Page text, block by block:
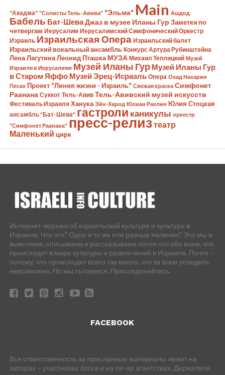
"Акадма" "Солисты Тель-Авива" "Эльма" Main Ашдод
Бабель Бат-ШеваДжаз в музее Иланы Гур Заметки по
четвергам Иерусалим Иерусалимский Симфонический Оркестр
Израиль Израильская Опера Израильский балет
Израильский вокальный ансамбль Конкурс Артура Рубинштейна
Лена Лагутина Леонид Пташка МУЗА Михаил Теплицкий Музей
Израиля в Иерусалиме Музей Иланы Гур Музей Иланы Гур
в Старом Яффо Музей Эрец-Исраэль Опера Охад Нахарин
Песах Проект "Линия жизни - Израиль" Свежая краска Симфонет
Раанана Суккот Тель-Авив Тель-Авивский музей искусств
Фестиваль Израиля Ханука Эйн-Харод Юлиан Рахлин Юлия Стоцкая
ансамбль "Бат-Шева" гастроли каникулы оркестр
"Симфонет Раанана" пресс-релизтеатр
Маленький цирк
Интернет-журнал об израильской культуре и культуре в
Израиле. Что это? Одно и то же или разные явления? Это мы и
выясняем, описываем и рассказываем почти что обо всем, что
происходит в мире культуры и развлечений в Израиле. Почти -
потому, что происходит всего так много, что за всем уследить
невозможно. Но мы пытаемся. Присоединяйтесь.
FACEBOOK
Вся ответственность за присланные материалы лежит на
авторах – участниках блога и на пи-ар агентствах. Держатели